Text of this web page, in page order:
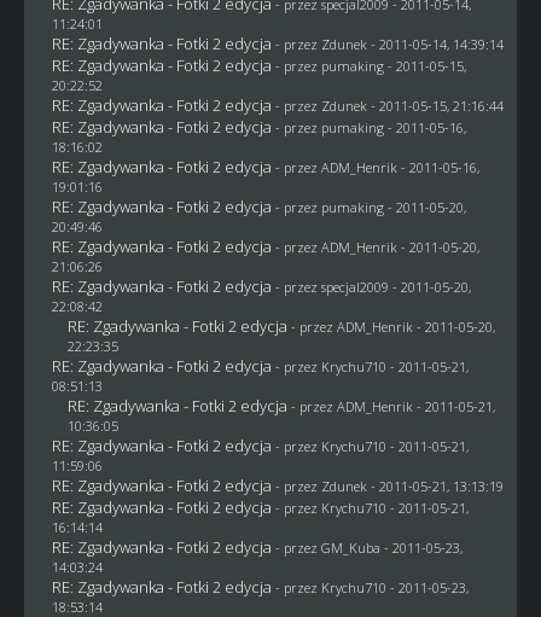
- przez specjal2009 - 2011-05-14,
11:24:01
RE: Zgadywanka - Fotki 2 edycja - przez Zdunek - 2011-05-14, 14:39:14
RE: Zgadywanka - Fotki 2 edycja - przez pumaking- 2011-05-15,
20:22:52
RE: Zgadywanka - Fotki 2 edycja - przez Zdunek - 2011-05-15, 21:16:44
RE: Zgadywanka - Fotki 2 edycja - przez pumaking- 2011-05-16,
18:16:02
RE: Zgadywanka - Fotki 2 edycja - przez ADM_Henrik - 2011-05-16,
19:01:16
RE: Zgadywanka - Fotki 2 edycja - przez pumaking- 2011-05-20,
20:49:46
RE: Zgadywanka - Fotki 2 edycja - przez ADM_Henrik - 2011-05-20,
21:06:26
RE: Zgadywanka - Fotki 2 edycja - przez specjal2009 - 2011-05-20,
22:08:42
RE: Zgadywanka - Fotki 2 edycja - przez ADM_Henrik - 2011-05-20,
22:23:35
RE: Zgadywanka - Fotki 2 edycja - przez Krychu710 - 2011-05-21,
08:51:13
RE: Zgadywanka - Fotki 2 edycja - przez ADM_Henrik - 2011-05-21,
10:36:05
RE: Zgadywanka - Fotki 2 edycja - przez Krychu710 - 2011-05-21,
11:59:06
RE: Zgadywanka - Fotki 2 edycja - przez Zdunek - 2011-05-21, 13:13:19
RE: Zgadywanka - Fotki 2 edycja - przez Krychu710 - 2011-05-21,
16:14:14
RE: Zgadywanka - Fotki 2 edycja - przez GM_Kuba - 2011-05-23,
14:03:24
RE: Zgadywanka - Fotki 2 edycja - przez Krychu710 - 2011-05-23,
18:53:14